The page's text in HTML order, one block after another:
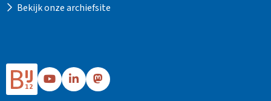
Bekijk onze archiefsite
Ga
naar
Ga
naar
Ga
naar